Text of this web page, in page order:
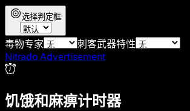
选择判定框
毒物专家
刺客武器特性
Nitrado Advertisement
饥饿和麻痹计时器